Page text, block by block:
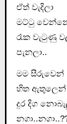
ඒත් වැදිලා
මට්ටු
රෑක වැටුණු
පැනලා..
මම සීරුවෙන්
හිත
දුර දිග